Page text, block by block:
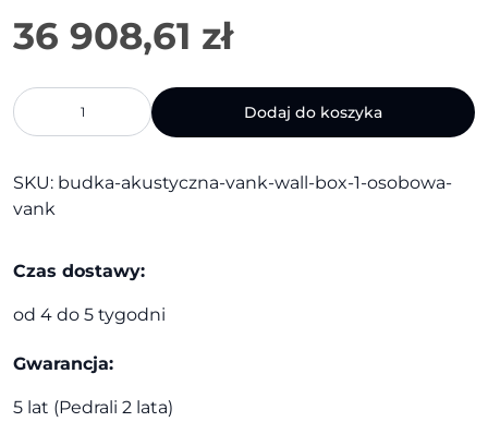
ilość
Budka
akustyczna
Wall
Box
osobowa
Vank
Dodaj do koszyka
SKU: budka-akustyczna-vank-wall-box-1-osobowa-
vank
Czas dostawy:
od 4 do 5 tygodni
Gwarancja:
5 lat (Pedrali 2 lata)